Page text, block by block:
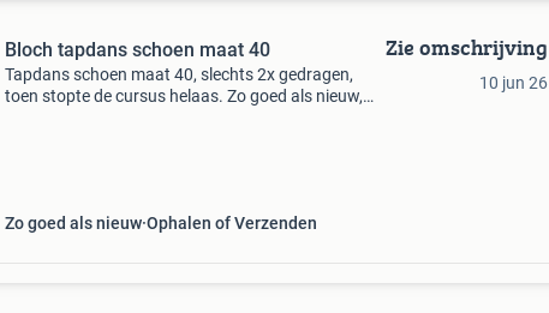
Bloch tapdans schoen maat 40
Tapdans schoen maat 40, slechts 2x gedragen,
toen stopte de cursus helaas. Zo goed als nieuw,
Zo goed als nieuw Ophalen of Verzenden
Zie omschrijving
10 jun 26